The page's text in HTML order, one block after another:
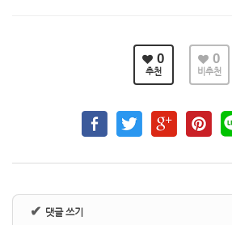
0
추천
0
비추천
✔ 댓글 쓰기